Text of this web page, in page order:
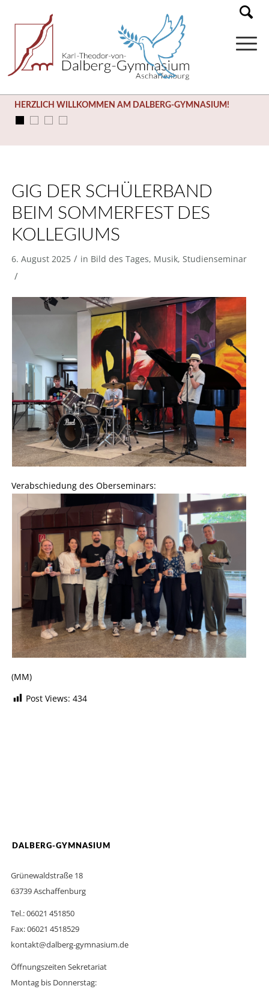
HERZLICH WILLKOMMEN AM DALBERG-GYMNASIUM!
GIG DER SCHÜLERBAND
BEIM SOMMERFEST DES
KOLLEGIUMS
6. August 2025 / in Bild des Tages, Musik, Studienseminar
/
Verabschiedung des Oberseminars:
(MM)
Post Views: 434
DALBERG-GYMNASIUM
Grünewaldstraße 18
63739 Aschaffenburg
Tel.: 06021 451850
Fax: 06021 4518529
kontakt@dalberg-gymnasium.de
Öffnungszeiten Sekretariat
Montag bis Donnerstag: